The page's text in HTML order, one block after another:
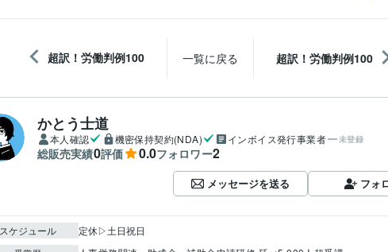
超訳！労働判例100 一覧に戻る 超訳！労働判例100
かとう士道
本人確認 機密保持契約(NDA) インボイス発行事業者 未登録
総販売実績0評価 0.0フォロワー2
メッセージを送る フォ
スケジュール 定休▷土日祝日